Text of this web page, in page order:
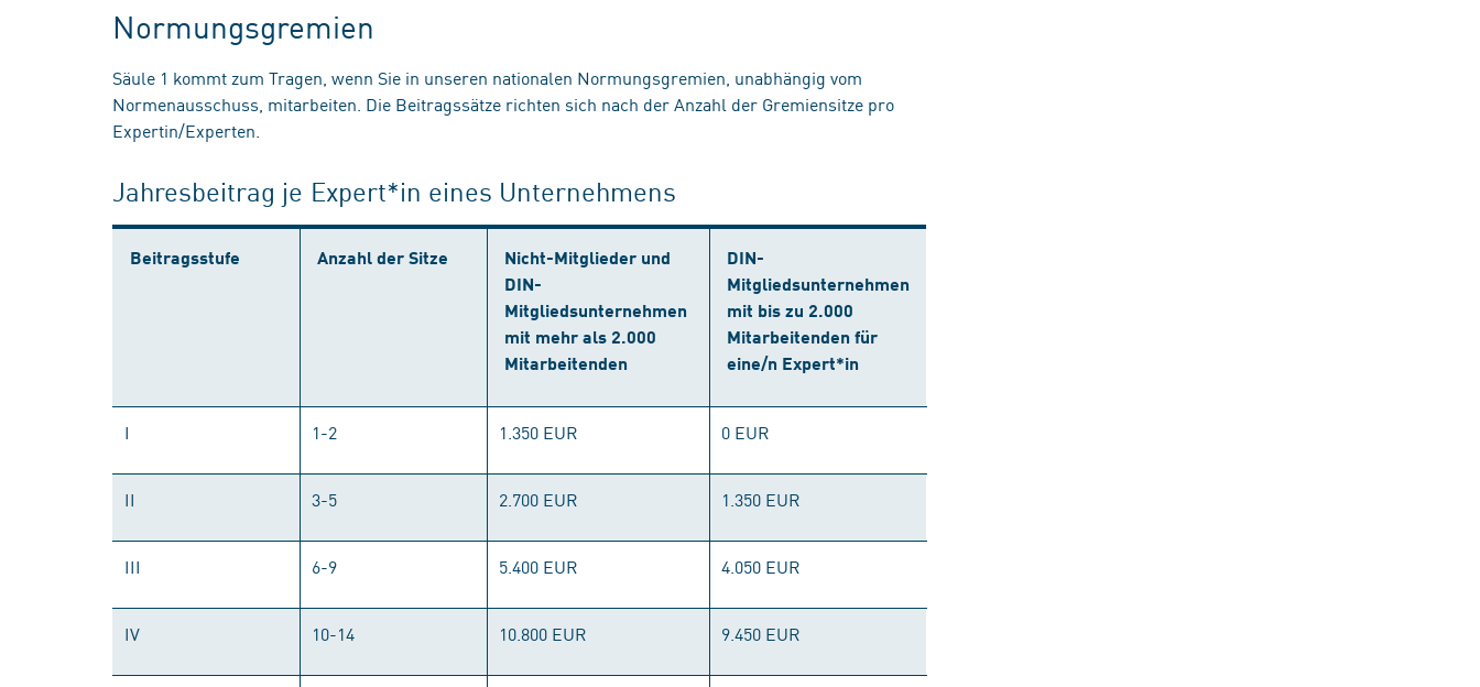
Normungsgremien
Säule 1 kommt zum Tragen, wenn Sie in unseren nationalen Normungsgremien, unabhängig vom
Normenausschuss, mitarbeiten. Die Beitragssätze richten sich nach der Anzahl der Gremiensitze pro
Expertin/Experten.
Jahresbeitrag je Expert*in eines Unternehmens
Beitragsstufe Anzahl der Sitze
Nicht-Mitglieder und
DIN-
Mitgliedsunternehmen
mit mehr als 2.000
Mitarbeitenden
DIN-
Mitgliedsunternehmen
mit bis zu 2.000
Mitarbeitenden für
eine/n Expert*in
I 1-2 1.350 EUR 0 EUR
II 3-5 2.700 EUR 1.350 EUR
III 6-9 5.400 EUR 4.050 EUR
IV 10-14 10.800 EUR 9.450 EUR